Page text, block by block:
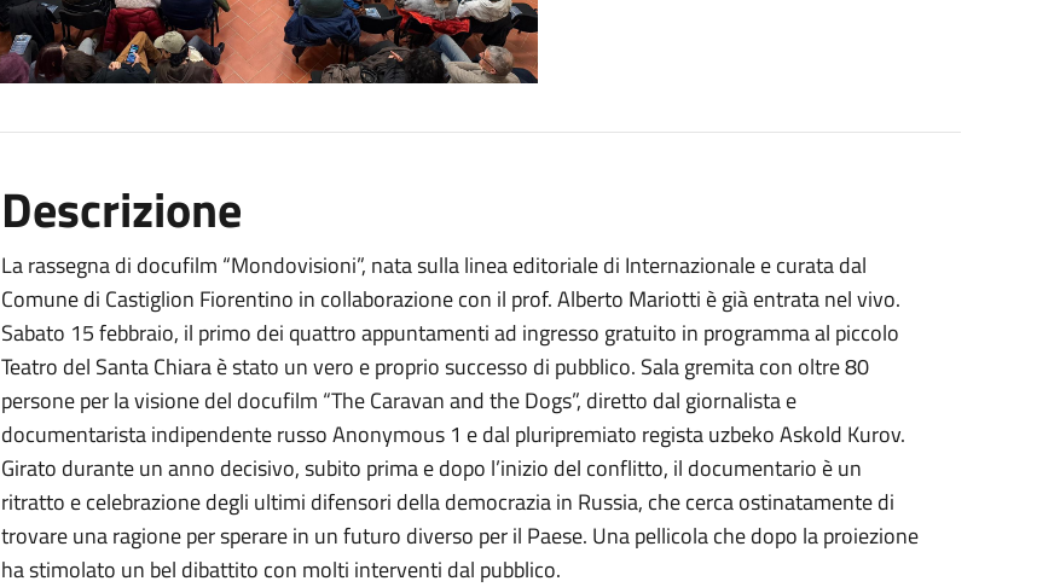
Descrizione
La rassegna di docufilm “Mondovisioni”, nata sulla linea editoriale di Internazionale e curata dal
Comune di Castiglion Fiorentino in collaborazione con il prof. Alberto Mariotti è già entrata nel vivo.
Sabato 15 febbraio, il primo dei quattro appuntamenti ad ingresso gratuito in programma al piccolo
Teatro del Santa Chiara è stato un vero e proprio successo di pubblico. Sala gremita con oltre 80
persone per la visione del docufilm “The Caravan and the Dogs”, diretto dal giornalista e
documentarista indipendente russo Anonymous 1 e dal pluripremiato regista uzbeko Askold Kurov.
Girato durante un anno decisivo, subito prima e dopo l’inizio del conflitto, il documentario è un
ritratto e celebrazione degli ultimi difensori della democrazia in Russia, che cerca ostinatamente di
trovare una ragione per sperare in un futuro diverso per il Paese. Una pellicola che dopo la proiezione
ha stimolato un bel dibattito con molti interventi dal pubblico.